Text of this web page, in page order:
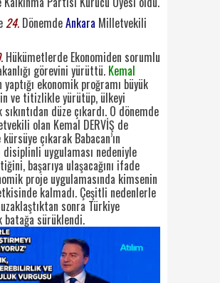
24. DönemdeAnkara Milletvekili
. Hükümetlerde Ekonomiden sorumlu
görevini yürüttü. Kemal
yaptığı ekonomik proğramı büyük
ve titizlikle yürütüp, ülkeyi
düze çıkardı. O dönemde
olan Kemal DERVİŞ de
kürsüye çıkarak Babacan’ın
disiplinli uygulaması nedeniyle
başarıya ulaşacağını ifade
proje uygulamasında kimsenin
kalmadı. Çeşitli nedenlerle
sonra Türkiye
batağa sürüklendi.